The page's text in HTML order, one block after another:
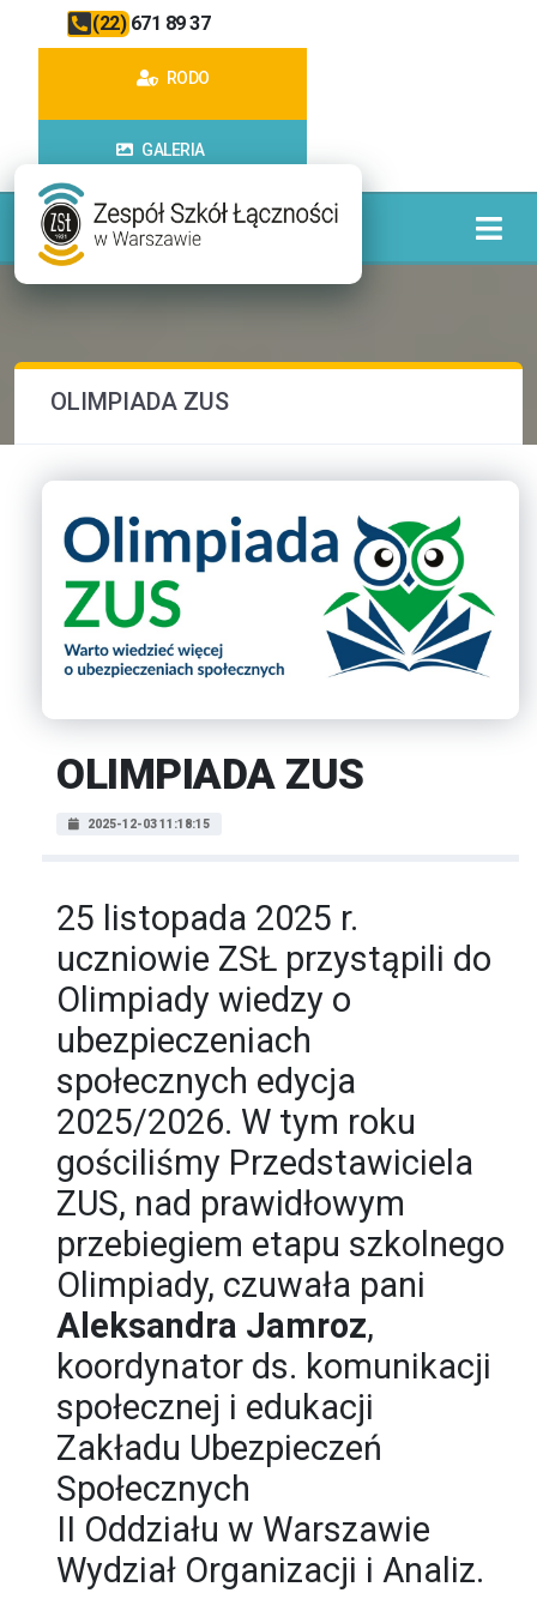
(22) 671 89 37
RODO
GALERIA
OLIMPIADA ZUS
OLIMPIADA ZUS
2025-12-03 11:18:15
25 listopada 2025 r.
uczniowie ZSŁ przystąpili do
Olimpiady wiedzy o
ubezpieczeniach
społecznych edycja
2025/2026. W tym roku
gościliśmy Przedstawiciela
ZUS, nad prawidłowym
przebiegiem etapu szkolnego
Olimpiady, czuwała pani
Aleksandra Jamroz,
koordynator ds. komunikacji
społecznej i edukacji
Zakładu Ubezpieczeń
Społecznych
II Oddziału w Warszawie
Wydział Organizacji i Analiz.